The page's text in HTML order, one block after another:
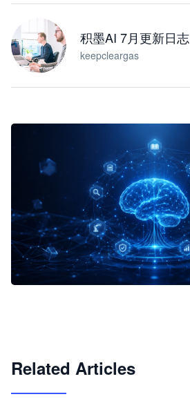
积墨AI 7月更新日志
keepcleargas
Related Articles